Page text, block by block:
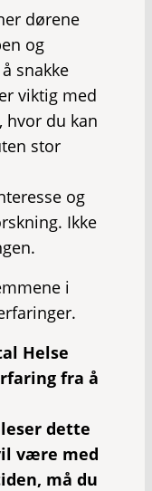
dørene
og
snakke
viktig med
hvor du kan
stor
og
Ikke
i
Helse
fra å
dette
være med
må du